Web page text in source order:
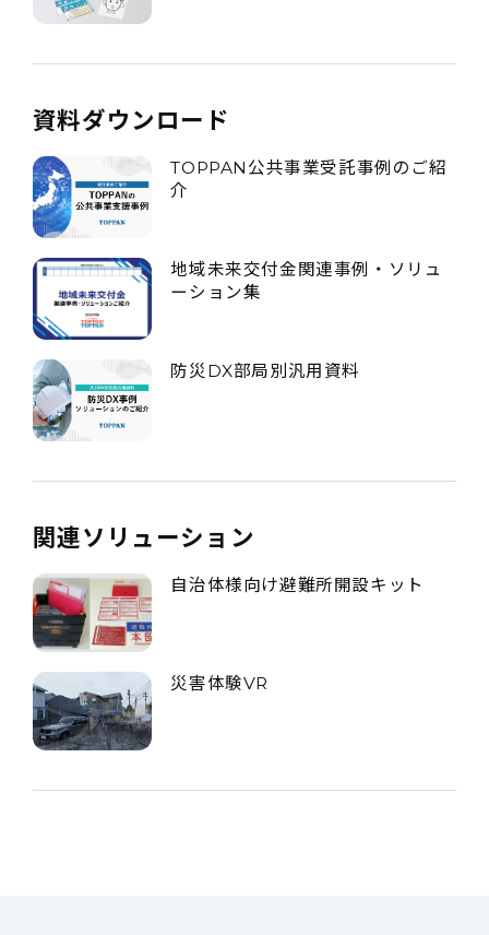
資料ダウンロード
TOPPAN公共事業受託事例のご紹
介
地域未来交付金関連事例・ソリュ
ーション集
防災DX部局別汎用資料
関連ソリューション
自治体様向け避難所開設キット
災害体験VR